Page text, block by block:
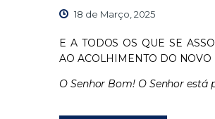
18 de Março, 2025
E A TODOS OS QUE SE
AO ACOLHIMENTO DO NOVO
O Senhor Bom! O Senhor está